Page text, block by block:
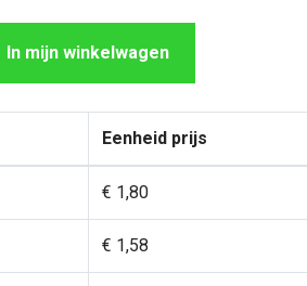
In mijn winkelwagen
Eenheid prijs
€ 1,80
€ 1,58